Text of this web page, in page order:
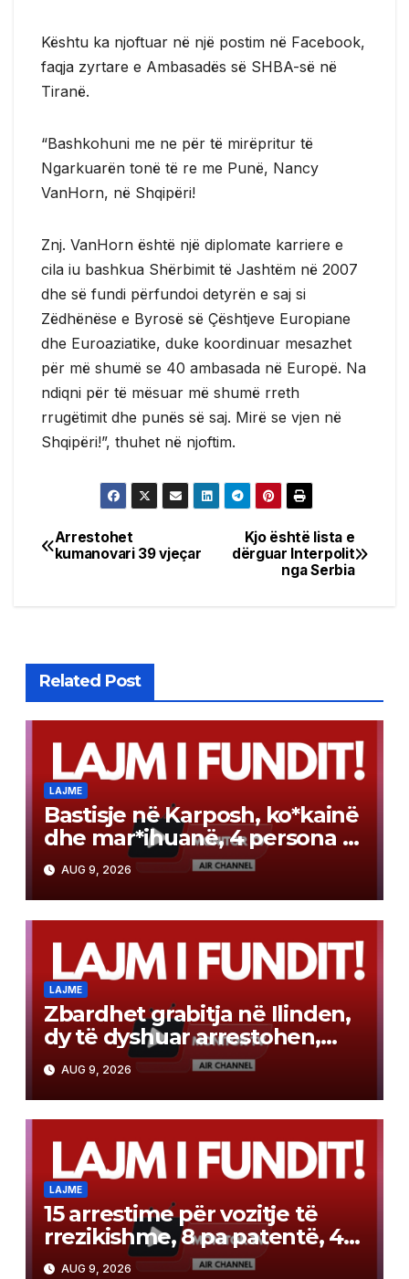
Kështu ka njoftuar në një postim në Facebook,
faqja zyrtare e Ambasadës së SHBA-së në
Tiranë.
“Bashkohuni me ne për të mirëpritur të
Ngarkuarën tonë të re me Punë, Nancy
VanHorn, në Shqipëri!
Znj. VanHorn është një diplomate karriere e
cila iu bashkua Shërbimit të Jashtëm në 2007
dhe së fundi përfundoi detyrën e saj si
Zëdhënëse e Byrosë së Çështjeve Europiane
dhe Euroaziatike, duke koordinuar mesazhet
për më shumë se 40 ambasada në Europë. Na
ndiqni për të mësuar më shumë rreth
rrugëtimit dhe punës së saj. Mirë se vjen në
Shqipëri!”, thuhet në njoftim.
Post
Kjo është lista e
dërguar Interpolit
nga Serbia
Arrestohet
kumanovari 39 vjeçar
Related Post
LAJME
Bastisje në Karposh, ko*kainë
dhe mar*ihuanë, 4 persona të
arrestuar
AUG 9, 2026
LAJME
Zbardhet grabitja në Ilinden,
dy të dyshuar arrestohen,
ndiqen penalisht
AUG 9, 2026
LAJME
15 arrestime për vozitje të
rrezikishme, 8 pa patentë, 4
në gjendje të alkoolizuar
AUG 9, 2026